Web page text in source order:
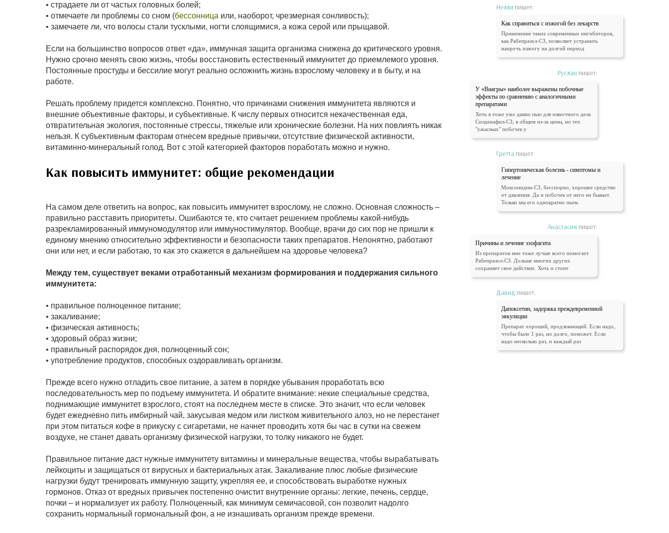
• страдаете ли от частых головных болей;
• отмечаете ли проблемы со сном (бессонница или, наоборот, чрезмерная сонливость);
• замечаете ли, что волосы стали тусклыми, ногти слоящимися, а кожа серой или прыщавой.
Если на большинство вопросов ответ «да», иммунная защита организма снижена до критического уровня.
Нужно срочно менять свою жизнь, чтобы восстановить естественный иммунитет до приемлемого уровня.
Постоянные простуды и бессилие могут реально осложнить жизнь взрослому человеку и в быту, и на
работе.
Решать проблему придется комплексно. Понятно, что причинами снижения иммунитета являются и
внешние объективные факторы, и субъективные. К числу первых относится некачественная еда,
отвратительная экология, постоянные стрессы, тяжелые или хронические болезни. На них повлиять никак
нельзя. К субъективным факторам отнесем вредные привычки, отсутствие физической активности,
витаминно-минеральный голод. Вот с этой категорией факторов поработать можно и нужно.
Как повысить иммунитет: общие рекомендации
На самом деле ответить на вопрос, как повысить иммунитет взрослому, не сложно. Основная сложность –
правильно расставить приоритеты. Ошибаются те, кто считает решением проблемы какой-нибудь
разрекламированный иммуномодулятор или иммуностимулятор. Вообще, врачи до сих пор не пришли к
единому мнению относительно эффективности и безопасности таких препаратов. Непонятно, работают
они или нет, и если работаю, то как это скажется в дальнейшем на здоровье человека?
Между тем, существует веками отработанный механизм формирования и поддержания сильного
иммунитета:
• правильное полноценное питание;
• закаливание;
• физическая активность;
• здоровый образ жизни;
• правильный распорядок дня, полноценный сон;
• употребление продуктов, способных оздоравливать организм.
Прежде всего нужно отладить свое питание, а затем в порядке убывания проработать всю
последовательность мер по подъему иммунитета. И обратите внимание: некие специальные средства,
поднимающие иммунитет взрослого, стоят на последнем месте в списке. Это значит, что если человек
будет ежедневно пить имбирный чай, закусывая медом или листком живительного алоэ, но не перестанет
при этом питаться кофе в прикуску с сигаретами, не начнет проводить хотя бы час в сутки на свежем
воздухе, не станет давать организму физической нагрузки, то толку никакого не будет.
Правильное питание даст нужные иммунитету витамины и минеральные вещества, чтобы вырабатывать
лейкоциты и защищаться от вирусных и бактериальных атак. Закаливание плюс любые физические
нагрузки будут тренировать иммунную защиту, укрепляя ее, и способствовать выработке нужных
гормонов. Отказ от вредных привычек постепенно очистит внутренние органы: легкие, печень, сердце,
почки – и нормализует их работу. Полноценный, как минимум семичасовой, сон позволит надолго
сохранить нормальный гормональный фон, а не изнашивать организм прежде времени.
Нелли пишет:
Как справиться с изжогой без лекарств
Применение таких современных ингибиторов,
как Рабепразол-СЗ, позволяет устранить
напрочь изжогу на долгий период
Руслан пишет:
У «Виагры» наиболее выражены побочные
эффекты по сравнению с аналогичными
препаратами
Хоть я тоже уже давно пью для известного дела
Силденафил-СЗ, в общем из-за цены, но тех
"ужасных" побочек у
Гретта пишет:
Гипертоническая болезнь - симптомы и
лечение
Моксонидин-СЗ, бесспорно, хорошее средство
от давления. Да и побочек от него не бывает.
Только мы его однократно пьем.
Анастасия пишет:
Причины и лечение эзофагита
Из препаратов мне тоже лучше всего помогает
Рабепразол-СЗ. Дольше многих других
сохраняет свое действие. Хоть и стоит
Давид пишет:
Дапоксетин, задержка преждевременной
эякуляции
Препарат хороший, продлевающий. Если надо,
чтобы было 1 раз, но долго, поможет. Если
надо несколько раз, и каждый раз